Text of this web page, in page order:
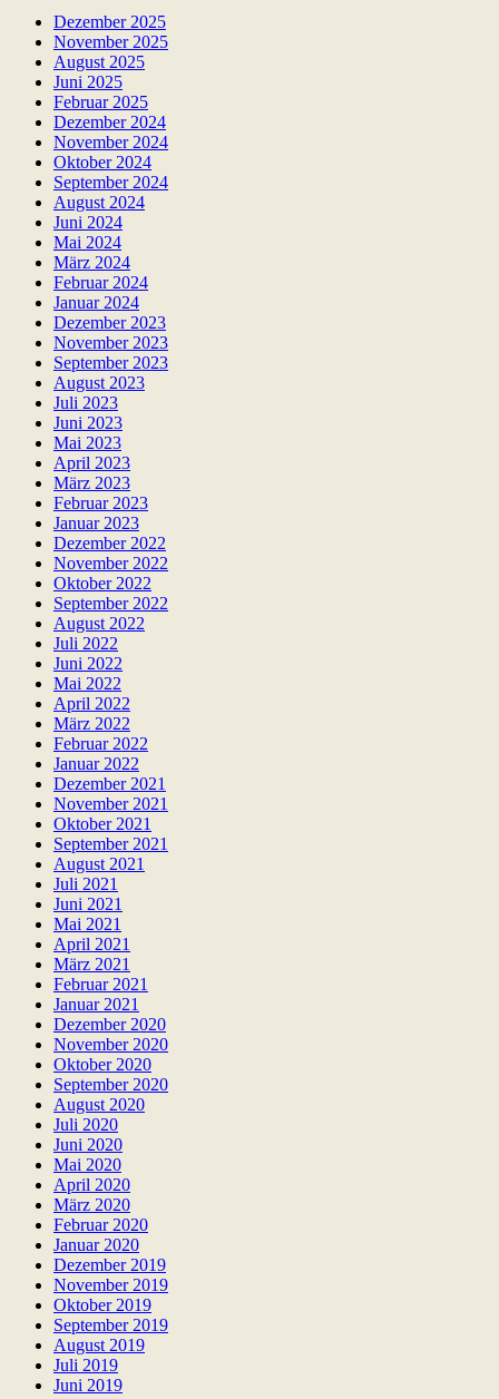
Dezember 2025
November 2025
August 2025
Juni 2025
Februar 2025
Dezember 2024
November 2024
Oktober 2024
September 2024
August 2024
Juni 2024
Mai 2024
März 2024
Februar 2024
Januar 2024
Dezember 2023
November 2023
September 2023
August 2023
Juli 2023
Juni 2023
Mai 2023
April 2023
März 2023
Februar 2023
Januar 2023
Dezember 2022
November 2022
Oktober 2022
September 2022
August 2022
Juli 2022
Juni 2022
Mai 2022
April 2022
März 2022
Februar 2022
Januar 2022
Dezember 2021
November 2021
Oktober 2021
September 2021
August 2021
Juli 2021
Juni 2021
Mai 2021
April 2021
März 2021
Februar 2021
Januar 2021
Dezember 2020
November 2020
Oktober 2020
September 2020
August 2020
Juli 2020
Juni 2020
Mai 2020
April 2020
März 2020
Februar 2020
Januar 2020
Dezember 2019
November 2019
Oktober 2019
September 2019
August 2019
Juli 2019
Juni 2019